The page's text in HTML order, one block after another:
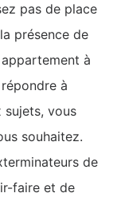
pas de place
présence de
à
à
vous
souhaitez.
de
faire et de